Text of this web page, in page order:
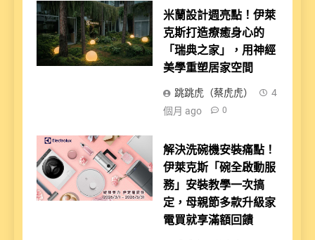
米蘭設計週亮點！伊萊
克斯打造療癒身心的
「瑞典之家」，用神經
美學重塑居家空間
跳跳虎（蔡虎虎）
4
個月 ago
0
解決洗碗機安裝痛點！
伊萊克斯「碗全啟動服
務」安裝教學一次搞
定，母親節多款升級家
電買就享滿額回饋